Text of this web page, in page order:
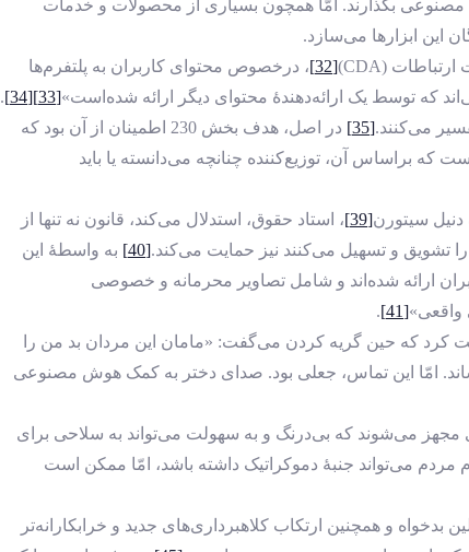
مصنوعی بگذارند. امّا همچون بسیاری از محصولات و خدمات
این ابزارها می‌سازد.
[32]
، درخصوص محتوای کاربران به پلتفرم‌ها
که توسط یک ارائه‌دهندۀ محتوای دیگر ارائه شده‌است»[33]
[34]
.
[35]
در اصل، هدف بخش 230 اطمینان از آن بود که
که براساس آن، توزیع‌کننده چنانچه می‌دانسته یا باید
سیتورن[39]
، استاد حقوق، استدلال می‌کند، قانون نه ‌تنها از
تشویق و تسهیل می‌کنند نیز حمایت می‌کند.[40]
به ‌واسطۀ این
را در خود جای داده‌اند که توسط کاربران ارائه شده‌اند و شامل تصاویر محرمانه و خصوصی
واقعی»[41]
.
کرد که حین گریه ‌کردن می‌گفت: «مامان این مردان بد من را
امّا این تماس، جعلی بود. صدای دختر به کمک هوش مصنوعی
مجهز می‌شوند که بی‌درنگ و به ‌سهولت می‌تواند به سلاحی برای
می‌تواند جنبۀ دموکراتیک داشته باشد، امّا ممکن است
و همچنین ارتکاب کلاهبرداری‌های جدید و خرابکارانه‌تر